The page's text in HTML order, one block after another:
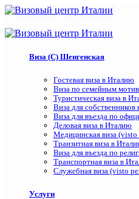
Виза (C) Шенгенская
Гостевая виза в Италию
Виза по семейным
Туристическая виза в
Виза для
Виза для въезда по
Деловая виза в Италию
Медицинская виза (visto
Транзитная виза в
Виза для въезда по
Транспортная виза в
Служебная виза (visto
Услуги